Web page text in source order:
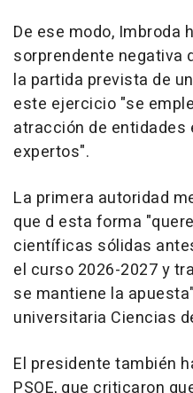
De ese modo, Imbroda
sorprendente negativa
la partida prevista de
este ejercicio "se
atracción de entidades
expertos".
La primera autoridad
que d esta forma
científicas sólidas
el curso 2026-2027 y
se mantiene la
universitaria Ciencias
El presidente también